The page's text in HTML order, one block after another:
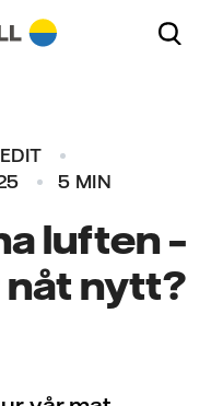
5 MIN
luften –
nytt?